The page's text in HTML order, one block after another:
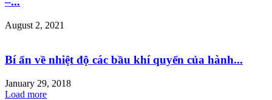
August 2, 2021
Bí ẩn về nhiệt độ các bầu khí quyển của hành...
January 29, 2018
Load more